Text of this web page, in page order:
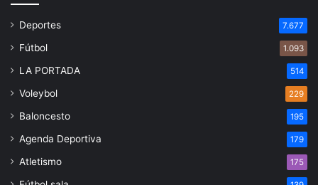
Deportes 7.677
Fútbol 1.093
LA PORTADA 514
Voleybol 229
Baloncesto 195
Agenda Deportiva 179
Atletismo 175